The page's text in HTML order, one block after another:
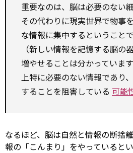
重要なのは、脳は必要のない
その代わりに現実世界で物事
な情報に集中するということ
（新しい情報を記憶する脳の
増やせることは分かっていま
上特に必要のない情報であり
することを阻害している 可能
なるほど、脳は自然と情報の断捨
報の「こんまり」をやっていると